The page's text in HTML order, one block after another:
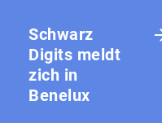
Schwarz
Digits meldt
zich in
Benelux